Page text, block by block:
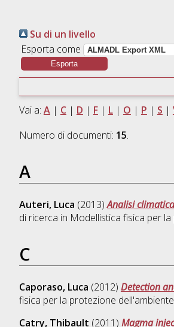
Su di un livello
Esporta come
Vai a: A| C| D | F| L| O | P | S |
Numero di documenti: 15.
A
Auteri, Luca (2013)Analisi
di ricerca in Modellistica fisica per
C
Caporaso, Luca (2012) Detection
fisica per la protezione dell'ambiente
Catry, Thibault (2011) Magma